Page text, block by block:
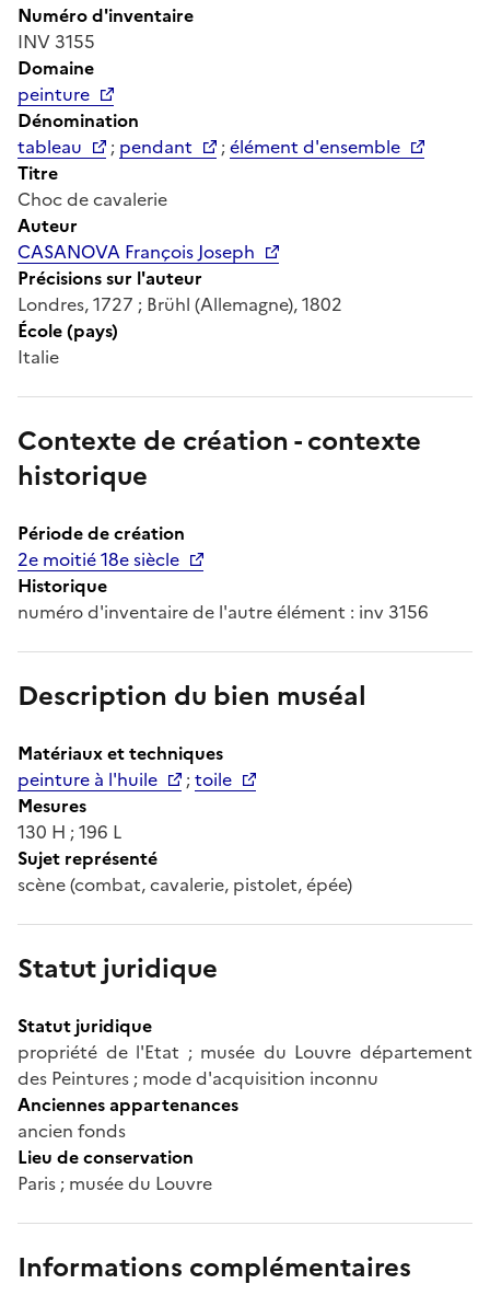
Numéro d'inventaire
INV 3155
Domaine
peinture
Dénomination
tableau
; pendant ;élément d'ensemble
Titre
Choc de cavalerie
Auteur
CASANOVA François Joseph
Précisions sur l'auteur
Londres, 1727 ; Brühl (Allemagne), 1802
École (pays)
Italie
Contexte de création - contexte
historique
Période de création
2e moitié 18e siècle
Historique
numéro d'inventaire de l'autre élément : inv 3156
Description du bien muséal
Matériaux et techniques
peinture à l'huile
;toile
Mesures
130 H ; 196 L
Sujet représenté
scène (combat, cavalerie, pistolet, épée)
Statut juridique
Statut juridique
propriété de l'Etat ; musée du Louvre département
des Peintures ; mode d'acquisition inconnu
Anciennes appartenances
ancien fonds
Lieu de conservation
Paris ; musée du Louvre
Informations complémentaires